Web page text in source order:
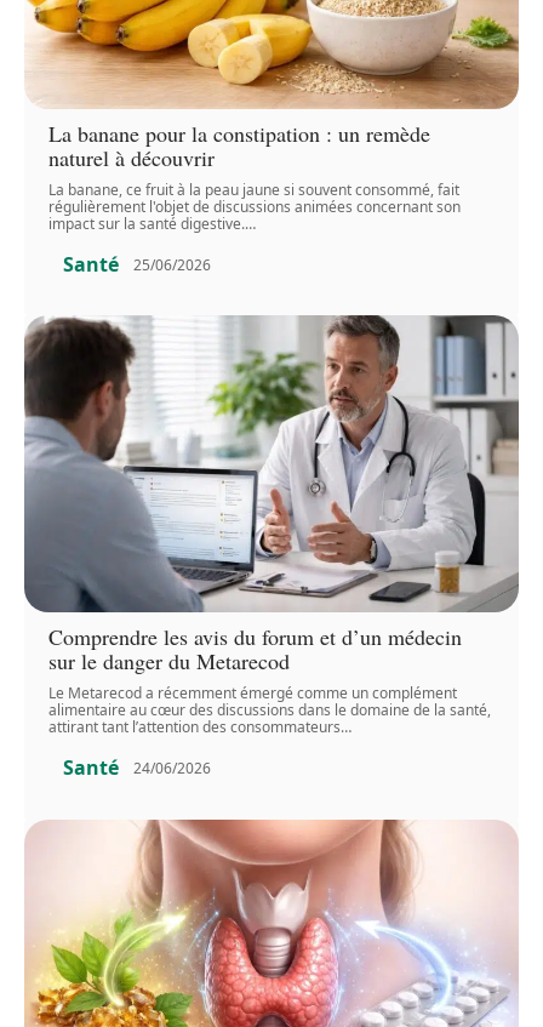
La banane pour la constipation : un remède
naturel à découvrir
La banane, ce fruit à la peau jaune si souvent consommé, fait
régulièrement l'objet de discussions animées concernant son
impact sur la santé digestive.…
Santé 25/06/2026
Comprendre les avis du forum et d’un médecin
sur le danger du Metarecod
Le Metarecod a récemment émergé comme un complément
alimentaire au cœur des discussions dans le domaine de la santé,
attirant tant l’attention des consommateurs…
Santé 24/06/2026